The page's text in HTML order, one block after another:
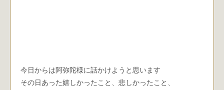
今日からは阿弥陀様に話かけようと思います
その日あった嬉しかったこと、悲しかったこと、